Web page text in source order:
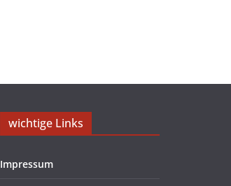
wichtige Links
Impressum